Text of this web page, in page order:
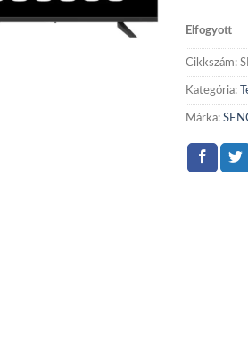
LED
televízió
mennyiség
Elfogyott
Cikkszám:
Kategória:
Márka: